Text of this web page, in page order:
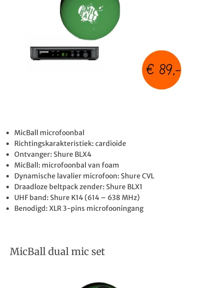
MicBall microfoonbal
Richtingskarakteristiek: cardioide
Ontvanger: Shure BLX4
MicBall: microfoonbal van foam
Dynamische lavalier microfoon: Shure CVL
Draadloze beltpack zender: Shure BLX1
UHF band: Shure K14 (614 – 638 MHz)
Benodigd: XLR 3-pins microfooningang
MicBall dual mic set